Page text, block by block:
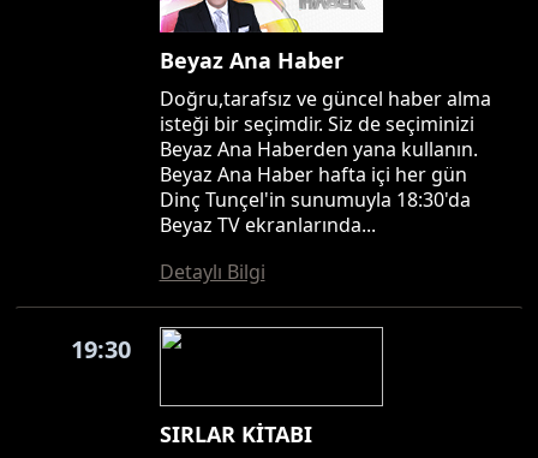
Beyaz Ana Haber
Doğru,tarafsız ve güncel haber alma
isteği bir seçimdir. Siz de seçiminizi
Beyaz Ana Haberden yana kullanın.
Beyaz Ana Haber hafta içi her gün
Dinç Tunçel'in sunumuyla 18:30'da
Beyaz TV ekranlarında...
Detaylı Bilgi
19:30
SIRLAR KİTABI